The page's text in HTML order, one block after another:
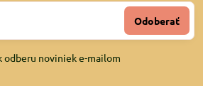
Odoberať
odberu noviniek e-mailom